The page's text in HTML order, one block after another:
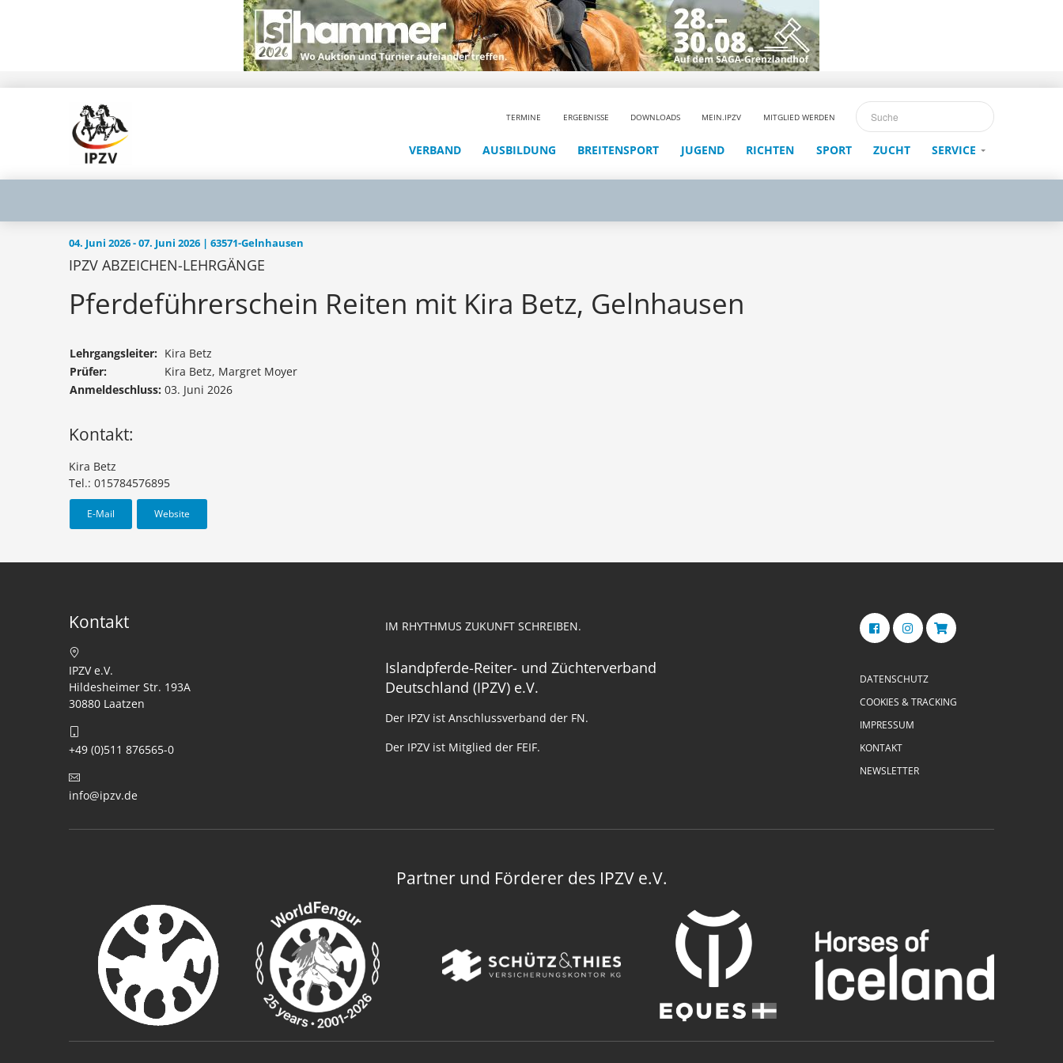
TERMINE ERGEBNISSE DOWNLOADS MEIN.IPZV MITGLIED WERDEN
VERBAND AUSBILDUNG BREITENSPORT JUGEND RICHTEN SPORT ZUCHT SERVICE
04. Juni 2026 - 07. Juni 2026 | 63571-Gelnhausen
IPZV ABZEICHEN-LEHRGÄNGE
Pferdeführerschein Reiten mit Kira Betz, Gelnhausen
Lehrgangsleiter: Kira Betz
Prüfer:
Kira Betz, Margret Moyer
Anmeldeschluss: 03. Juni 2026
Kontakt:
Kira Betz
Tel.: 015784576895
E-Mail Website
Kontakt
IPZV e.V.
Hildesheimer Str. 193A
30880 Laatzen
+49 (0)511 876565-0
info@ipzv.de
IM RHYTHMUS ZUKUNFT SCHREIBEN.
Islandpferde-Reiter- und Züchterverband
Deutschland (IPZV) e.V.
Der IPZV ist Anschlussverband der FN.
Der IPZV ist Mitglied der FEIF.
DATENSCHUTZ
COOKIES & TRACKING
IMPRESSUM
KONTAKT
NEWSLETTER
Partner und Förderer des IPZV e.V.